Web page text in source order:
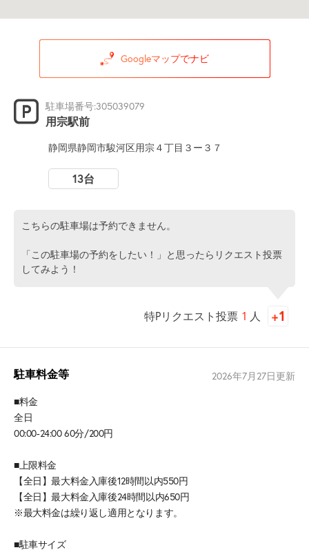
Googleマップでナビ
駐車場番号:305039079
用宗駅前
静岡県静岡市駿河区用宗４丁目３ー３７
13台
こちらの駐車場は予約できません。
「この駐車場の予約をしたい！」と思ったらリクエスト投票
してみよう！
特Pリクエスト投票 1 人
駐車料金等 2026年7月27日更新
■料金
全日
00:00-24:00 60分/200円
■上限料金
【全日】最大料金入庫後12時間以内550円
【全日】最大料金入庫後24時間以内650円
※最大料金は繰り返し適用となります。
■駐車サイズ